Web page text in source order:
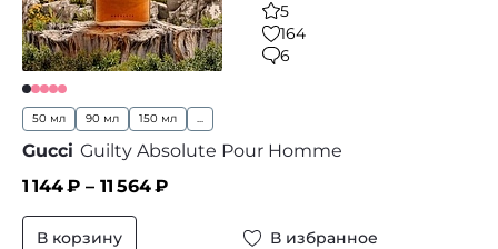
5
164
6
50 мл 90 мл 150 мл ...
Gucci Guilty Absolute Pour Homme
1 144₽ – 11 564₽
В корзину В избранное